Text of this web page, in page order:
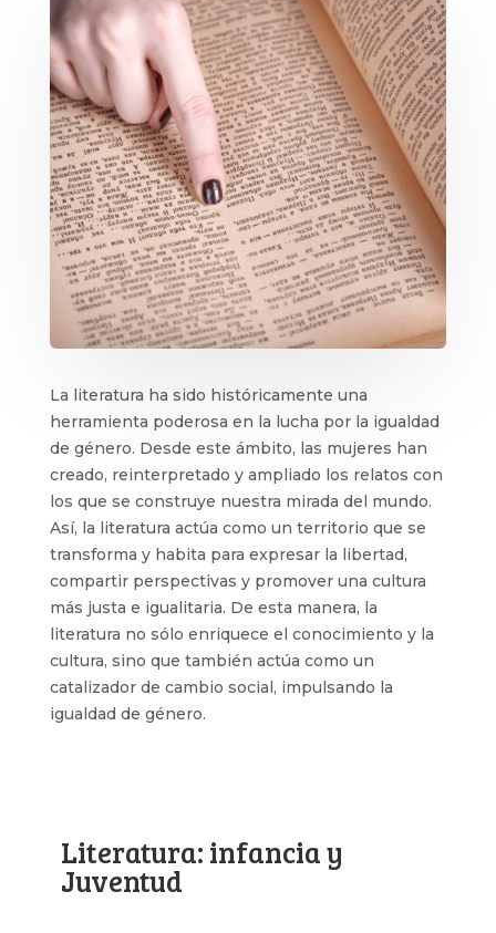
La literatura ha sido históricamente una
herramienta poderosa en la lucha por la igualdad
de género. Desde este ámbito, las mujeres han
creado, reinterpretado y ampliado los relatos con
los que se construye nuestra mirada del mundo.
Así, la literatura actúa como un territorio que se
transforma y habita para expresar la libertad,
compartir perspectivas y promover una cultura
más justa e igualitaria. De esta manera, la
literatura no sólo enriquece el conocimiento y la
cultura, sino que también actúa como un
catalizador de cambio social, impulsando la
igualdad de género.
Literatura: infancia y
Juventud